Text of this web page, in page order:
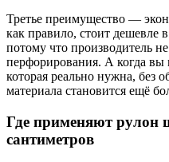
Третье преимущество —
как правило, стоит дешевле
потому что производитель
перфорирования. А когда вы
которая реально нужна, без
материала становится ещё
Где применяют рулон
сантиметров